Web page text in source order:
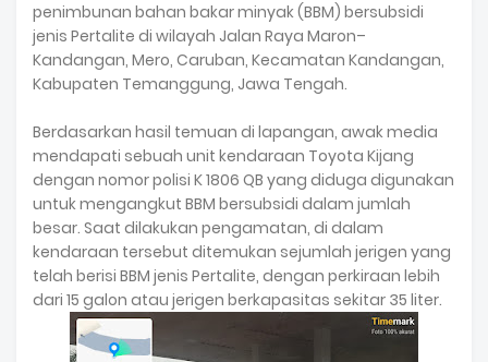
penimbunan bahan bakar minyak (BBM) bersubsidi
jenis Pertalite di wilayah Jalan Raya Maron–
Kandangan, Mero, Caruban, Kecamatan Kandangan,
Kabupaten Temanggung, Jawa Tengah.
Berdasarkan hasil temuan di lapangan, awak media
mendapati sebuah unit kendaraan Toyota Kijang
dengan nomor polisi K 1806 QB yang diduga digunakan
untuk mengangkut BBM bersubsidi dalam jumlah
besar. Saat dilakukan pengamatan, di dalam
kendaraan tersebut ditemukan sejumlah jerigen yang
telah berisi BBM jenis Pertalite, dengan perkiraan lebih
dari 15 galon atau jerigen berkapasitas sekitar 35 liter.